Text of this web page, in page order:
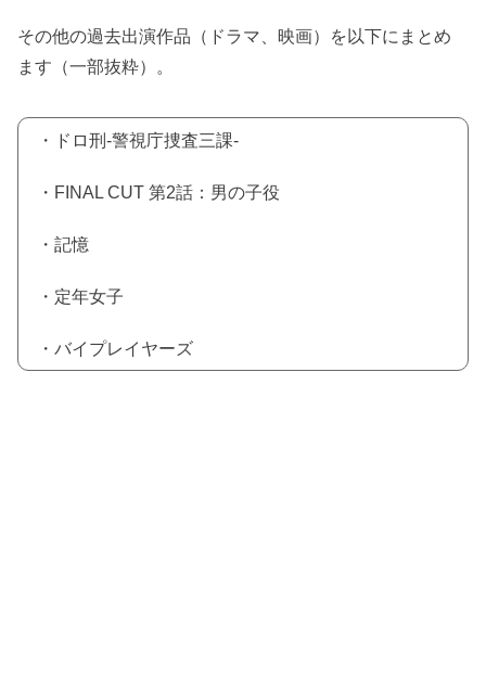
その他の過去出演作品（ドラマ、映画）を以下にまとめ
ます（一部抜粋）。
・ドロ刑-警視庁捜査三課-
・FINAL CUT 第2話：男の子役
・記憶
・定年女子
・バイプレイヤーズ